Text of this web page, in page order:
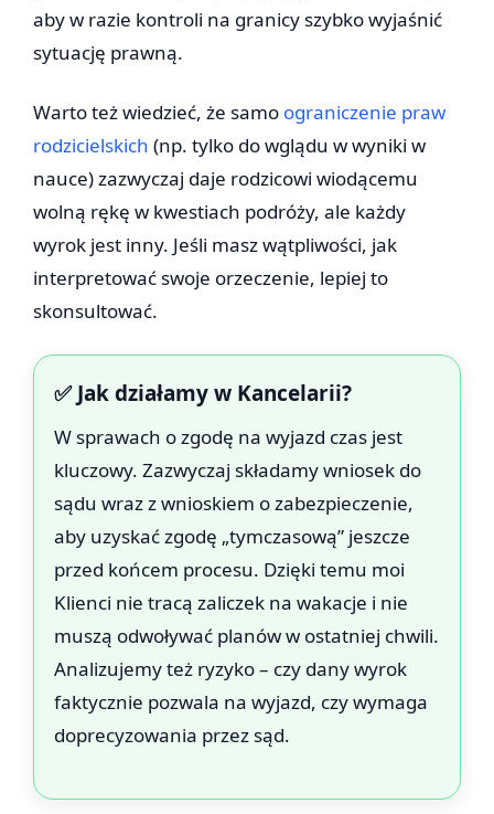
aby w razie kontroli na granicy szybko wyjaśnić
sytuację prawną.
Warto też wiedzieć, że samo ograniczenie praw
rodzicielskich (np. tylko do wglądu w wyniki w
nauce) zazwyczaj daje rodzicowi wiodącemu
wolną rękę w kwestiach podróży, ale każdy
wyrok jest inny. Jeśli masz wątpliwości, jak
interpretować swoje orzeczenie, lepiej to
skonsultować.
✅ Jak działamy w Kancelarii?
W sprawach o zgodę na wyjazd czas jest
kluczowy. Zazwyczaj składamy wniosek do
sądu wraz z wnioskiem o zabezpieczenie,
aby uzyskać zgodę „tymczasową” jeszcze
przed końcem procesu. Dzięki temu moi
Klienci nie tracą zaliczek na wakacje i nie
muszą odwoływać planów w ostatniej chwili.
Analizujemy też ryzyko – czy dany wyrok
faktycznie pozwala na wyjazd, czy wymaga
doprecyzowania przez sąd.